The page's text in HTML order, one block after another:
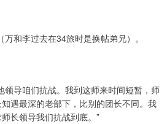
和李过去在34旅时是换帖弟兄）。
领导咱们抗战。我到这师来时间短暂，师
遇最深的老部下，比别的团长不同。我
长领导我们抗战到底。”